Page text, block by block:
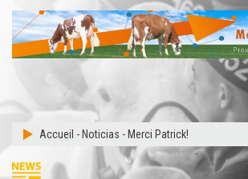
Accueil - Noticias - Merci Patrick!